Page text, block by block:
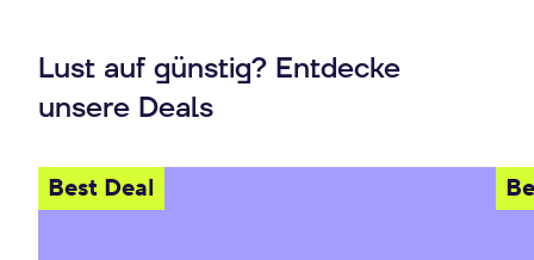
Lust auf günstig? Entdecke
unsere Deals
Best Deal